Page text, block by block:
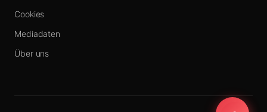
Cookies
Mediadaten
Über uns